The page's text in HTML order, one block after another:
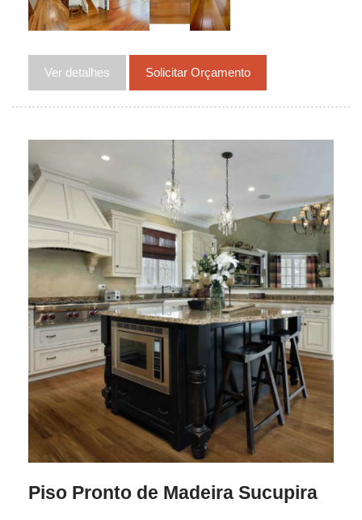
Ver detalhes Solicitar Orçamento
Piso Pronto de Madeira Sucupira